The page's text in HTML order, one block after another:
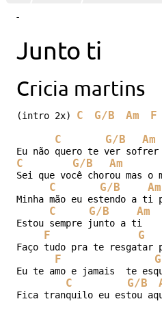
-
Junto ti
Cricia martins
(intro 2x) C G/B Am F
C
G/B Am
C G/B Am
Sei que você chorou mas o
C G/B Am
Minha mão eu estendo
C G/B Am
Estou sempre junto a ti
F G
Faço tudo pra te resgatar
F G
Eu te amo e jamais  te
C G/B
Fica tranquilo eu estou